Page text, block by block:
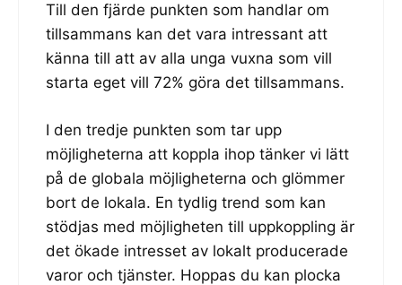
Till den fjärde punkten som handlar om
tillsammans kan det vara intressant att
känna till att av alla unga vuxna som vill
starta eget vill 72% göra det tillsammans.
I den tredje punkten som tar upp
möjligheterna att koppla ihop tänker vi lätt
på de globala möjligheterna och glömmer
bort de lokala. En tydlig trend som kan
stödjas med möjligheten till uppkoppling är
det ökade intresset av lokalt producerade
varor och tjänster. Hoppas du kan plocka